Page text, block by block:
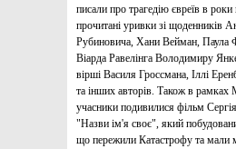
писали про трагедію євреїв в
прочитані уривки зі щоденників
Рубиновича, Хани Вейман, Паула
Віарда Равелінга Володимиру
вірші Василя Гроссмана, Іллі
та інших авторів. Також в рамках
учасники подивилися фільм
"Назви ім'я своє", який
що пережили Катастрофу та мали